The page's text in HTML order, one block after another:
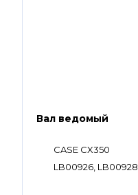
Вал ведомый
CASE CX350
LB00926, LB00928